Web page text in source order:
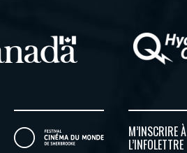
M’INSCRIRE À
L’INFOLETTRE